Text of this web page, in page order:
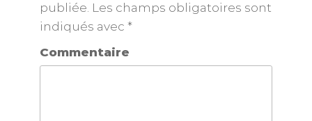
publiée. Les champs obligatoires sont
indiqués avec *
Commentaire